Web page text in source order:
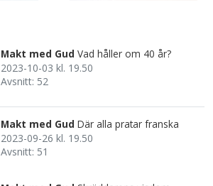
Makt med Gud Vad håller om 40 år?
2023-10-03 kl. 19.50
Avsnitt: 52
Makt med Gud Där alla pratar franska
2023-09-26 kl. 19.50
Avsnitt: 51